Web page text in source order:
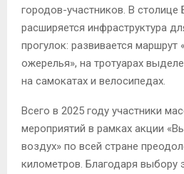
городов-участников. В
расширяется инфраструктура
прогулок: развивается маршрут
ожерелья», на тротуарах
на самокатах и велосипедах.
Всего в 2025 году участники
мероприятий в рамках акции
воздух» по всей стране
километров. Благодаря выбору